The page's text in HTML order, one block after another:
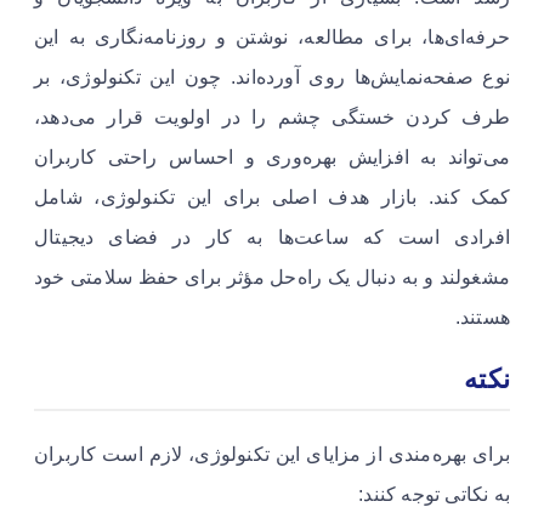
حرفه‌ای‌ها، برای مطالعه، نوشتن و روزنامه‌نگاری به این
نوع صفحه‌نمایش‌ها روی آورده‌اند. چون این تکنولوژی، بر
طرف کردن خستگی چشم را در اولویت قرار می‌دهد،
می‌تواند به افزایش بهره‌وری و احساس راحتی کاربران
کمک کند. بازار هدف اصلی برای این تکنولوژی، شامل
افرادی است که ساعت‌ها به کار در فضای دیجیتال
مشغولند و به دنبال یک راه‌حل مؤثر برای حفظ سلامتی خود
هستند.
نکته
برای بهره‌مندی از مزایای این تکنولوژی، لازم است کاربران
به نکاتی توجه کنند: